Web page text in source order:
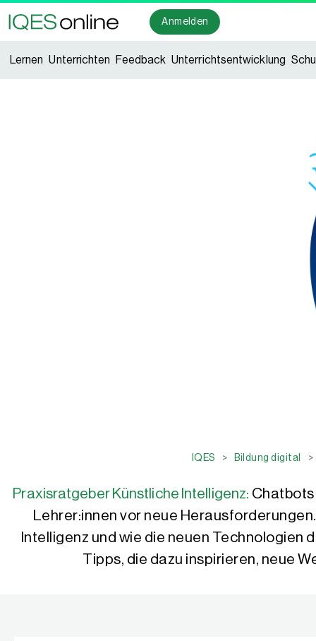
Anmelden
Lernen Unterrichten Feedback Unterrichtsentwicklung
IQES > Bildung digital >
Praxisratgeber Künstliche Intelligenz: Chatbots
Lehrer:innen vor neue
Intelligenz und wie die neuen
Tipps, die dazu inspirieren, neue